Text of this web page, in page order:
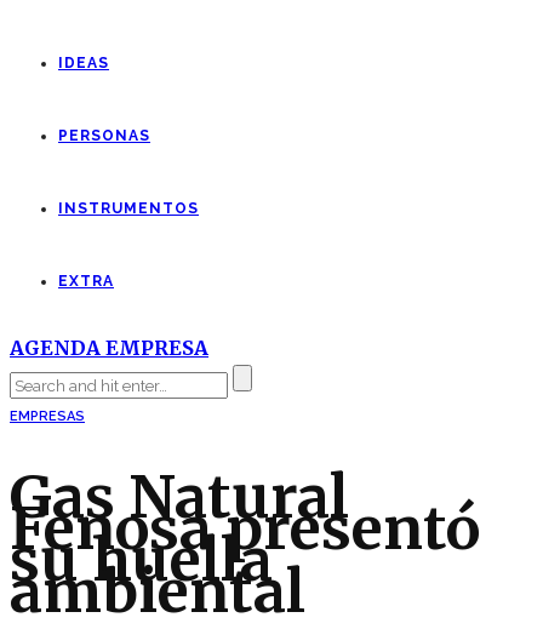
IDEAS
PERSONAS
INSTRUMENTOS
EXTRA
AGENDA EMPRESA
EMPRESAS
Gas Natural
Fenosa presentó
su huella
ambiental